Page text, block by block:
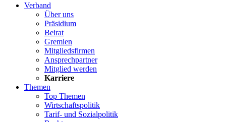
Verband
Über uns
Präsidium
Beirat
Gremien
Mitgliedsfirmen
Ansprechpartner
Mitglied werden
Karriere
Themen
Top Themen
Wirtschaftspolitik
Tarif- und Sozialpolitik